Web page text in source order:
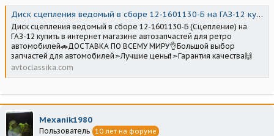
Диск сцепления ведомый в сборе 12-1601130-Б на ГАЗ-12 купить в Киеве и Украине
Диск сцепления ведомый в сборе 12-1601130-Б (Сцепление) на
ГАЗ-12 купить в интернет магазине автозапчастей для ретро
автомобилей🚗ДОСТАВКА ПО ВСЕМУ МИРУ👌Большой выбор
запчастей для автомобилей➣Лучшие цены❗➣Гарантия качества🙌
avtoclassika.com
Mexanik1980
Пользователь 10 лет на форуме